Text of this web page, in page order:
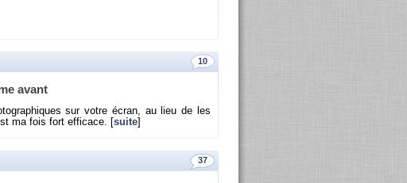
10
avant
sur votre écran, au lieu de les
ma fois fort ef­fi­cace. [ suite
37